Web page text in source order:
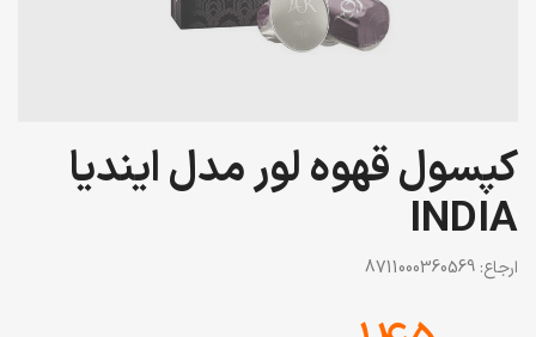
کپسول قهوه لور مدل ایندیا
INDIA
ارجاع: 8711000360569